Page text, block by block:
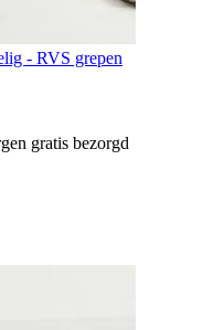
- RVS grepen
gratis bezorgd